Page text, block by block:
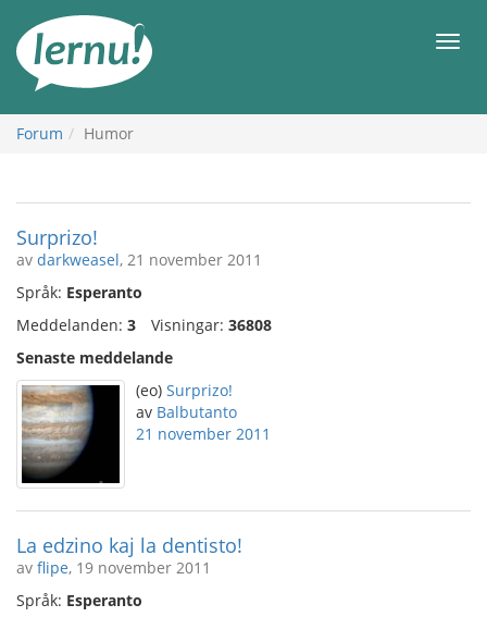
sidans
innehåll
Meny
Forum Humor
Surprizo!
av darkweasel, 21 november 2011
Språk: Esperanto
Meddelanden: 3 Visningar: 36808
Senaste meddelande
(eo) Surprizo!
av Balbutanto
21 november 2011
La edzino kaj la dentisto!
av flipe, 19 november 2011
Språk: Esperanto